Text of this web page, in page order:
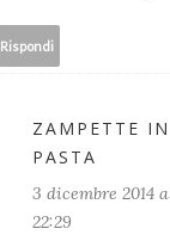
Rispondi
ZAMPETTE IN
PASTA
3 dicembre 2014
22:29